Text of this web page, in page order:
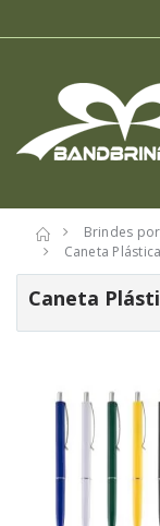
Brindes
Caneta
Caneta